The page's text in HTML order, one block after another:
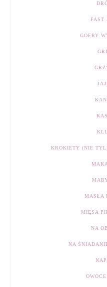
FAST
GOFRY
KROKIETY (NIE
MASŁA
MIĘSA
NA
NA